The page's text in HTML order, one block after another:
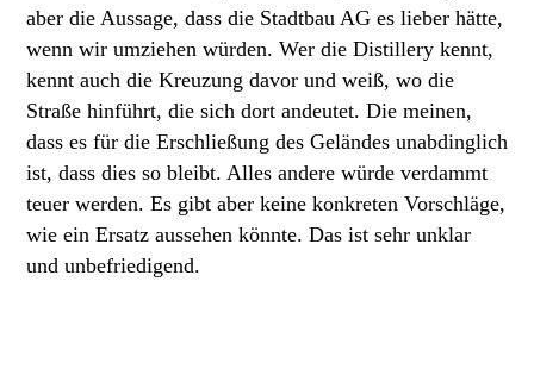
aber die Aussage, dass die Stadtbau AG es lieber hätte,
wenn wir umziehen würden. Wer die Distillery kennt,
kennt auch die Kreuzung davor und weiß, wo die
Straße hinführt, die sich dort andeutet. Die meinen,
dass es für die Erschließung des Geländes unabdinglich
ist, dass dies so bleibt. Alles andere würde verdammt
teuer werden. Es gibt aber keine konkreten Vorschläge,
wie ein Ersatz aussehen könnte. Das ist sehr unklar
und unbefriedigend.